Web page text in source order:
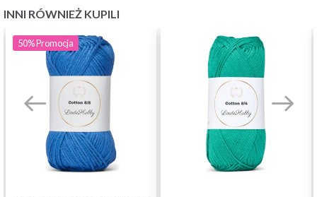
INNI RÓWNIEŻ KUPILI
50%Promocja